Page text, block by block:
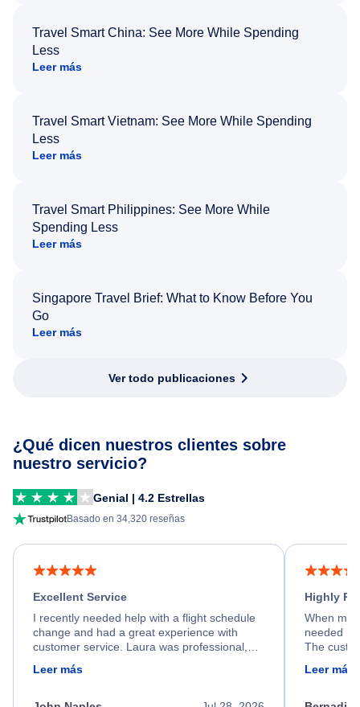
Travel Smart China: See More While Spending
Less
Leer más
Travel Smart Vietnam: See More While Spending
Less
Leer más
Travel Smart Philippines: See More While
Spending Less
Leer más
Singapore Travel Brief: What to Know Before You
Go
Leer más
Ver todo publicaciones
¿Qué dicen nuestros clientes sobre
nuestro servicio?
Genial | 4.2 Estrellas
Basado en 34,320 reseñas
Excellent Service
I recently needed help with a flight schedule
change and had a great experience with
customer service. Laura was professional,
friendly, and very helpful throughout the
process. She quickly found a solution and
Leer más
Highly
When my
needed
The
calm,
Leer más